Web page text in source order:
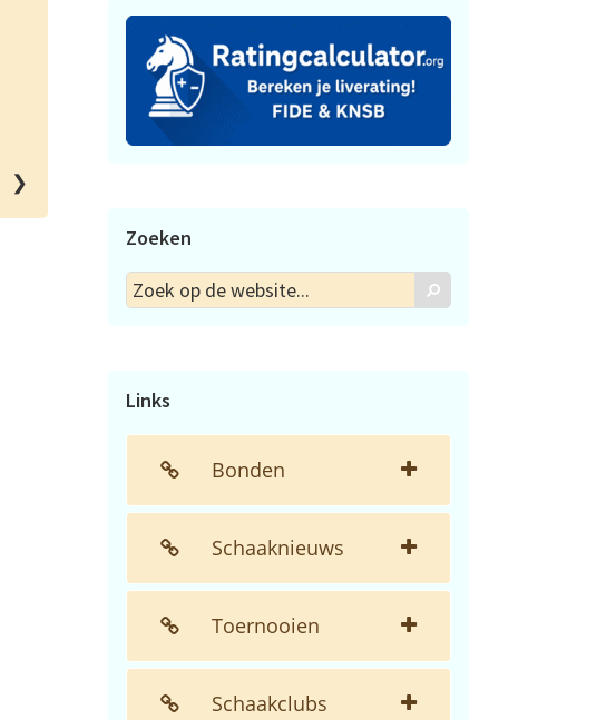
❯
Zoeken
Zoek
op
Zoek
Links
Bonden
Schaaknieuws
Toernooien
Schaakclubs